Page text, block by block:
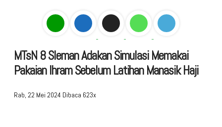
Aplikasi Madrasah
PMBM
Perpustakaan Madyadesta
Zona Integritas
MTsN 8 Sleman Adakan Simulasi Memakai
Pakaian Ihram Sebelum Latihan Manasik Haji
Rab, 22 Mei 2024 Dibaca 623x